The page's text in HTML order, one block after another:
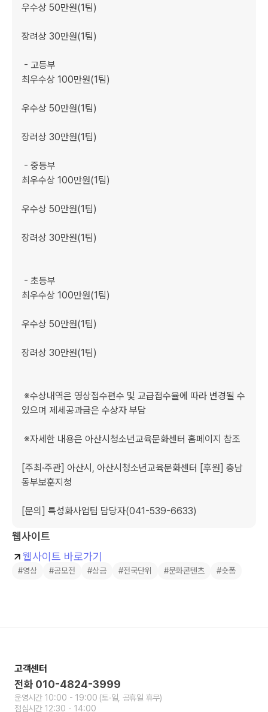
우수상 50만원(1팀)
장려상 30만원(1팀)
최우수상 100만원(1팀)
우수상 50만원(1팀)
장려상 30만원(1팀)
최우수상 100만원(1팀)
우수상 50만원(1팀)
장려상 30만원(1팀)
최우수상 100만원(1팀)
우수상 50만원(1팀)
장려상 30만원(1팀)
있으며 제세공과금은 수상자 부담
[주최·주관] 아산시, 아산시청소년교육문화센터 [후원] 충남
동부보훈지청
[문의] 특성화사업팀 담당자(041-539-6633)
웹사이트
웹사이트 바로가기
#영상 #공모전 #상금 #전국단위 #문화콘텐츠 #숏폼
고객센터
전화 010-4824-3999
운영시간 10:00 - 19:00 (토∙일, 공휴일 휴무)
점심시간 12:30 - 14:00